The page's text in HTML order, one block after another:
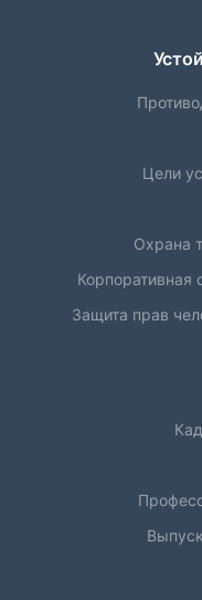
Цели
Охрана
Корпоративная
Защита прав